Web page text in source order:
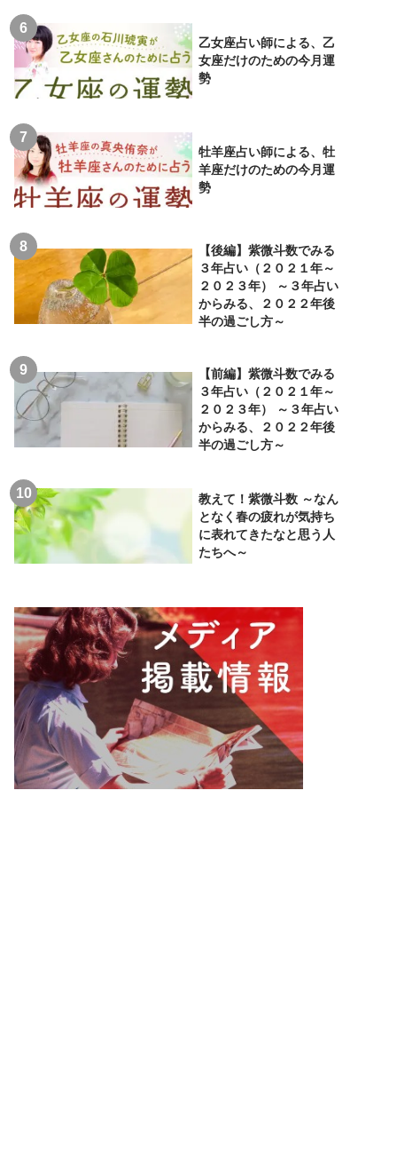
乙女座占い師による、乙
女座だけのための今月運
勢
牡羊座占い師による、牡
羊座だけのための今月運
勢
【後編】紫微斗数でみる
３年占い（２０２１年～
２０２３年） ～３年占い
からみる、２０２２年後
半の過ごし方～
【前編】紫微斗数でみる
３年占い（２０２１年～
２０２３年） ～３年占い
からみる、２０２２年後
半の過ごし方～
教えて！紫微斗数 ～なん
となく春の疲れが気持ち
に表れてきたなと思う人
たちへ～